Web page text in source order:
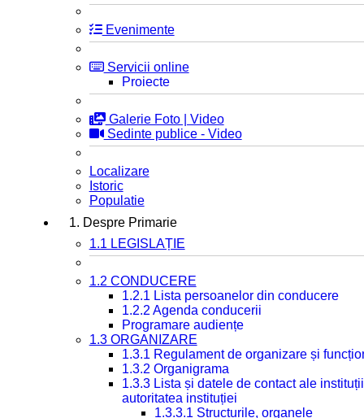
Evenimente
Servicii online
Proiecte
Galerie Foto | Video
Sedinte publice - Video
Localizare
Istoric
Populatie
1. Despre Primarie
1.1 LEGISLAȚIE
1.2 CONDUCERE
1.2.1 Lista persoanelor din conducere
1.2.2 Agenda conducerii
Programare audiențe
1.3 ORGANIZARE
1.3.1 Regulament de organizare și
1.3.2 Organigrama
1.3.3 Lista și datele de contact ale
autoritatea instituției
1.3.3.1 Structurile, organele